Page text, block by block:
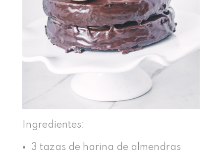
Ingredientes:
3 tazas de harina de almendras